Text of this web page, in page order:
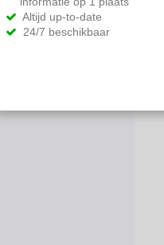
Altijd up-to-date
24/7 beschikbaar